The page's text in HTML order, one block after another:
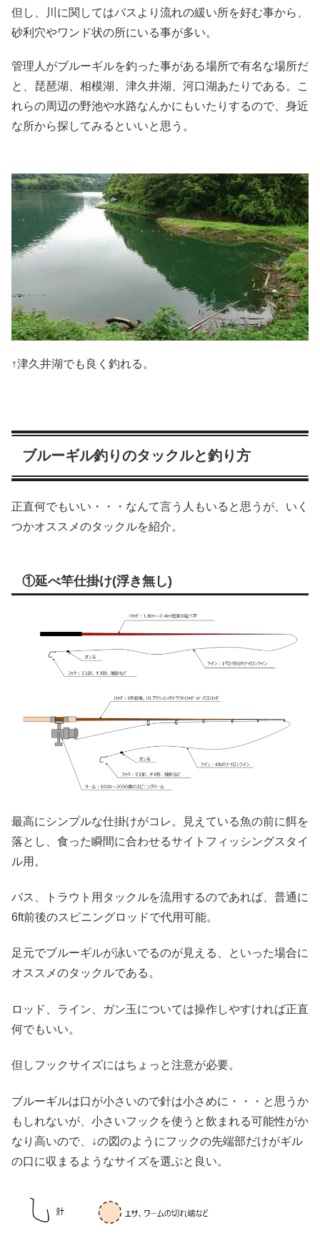
但し、川に関してはバスより流れの緩い所を好む事から、
砂利穴やワンド状の所にいる事が多い。
管理人がブルーギルを釣った事がある場所で有名な場所だ
と、琵琶湖、相模湖、津久井湖、河口湖あたりである。こ
れらの周辺の野池や水路なんかにもいたりするので、身近
な所から探してみるといいと思う。
↑津久井湖でも良く釣れる。
ブルーギル釣りのタックルと釣り方
正直何でもいい・・・なんて言う人もいると思うが、いく
つかオススメのタックルを紹介。
①延べ竿仕掛け(浮き無し)
最高にシンプルな仕掛けがコレ。見えている魚の前に餌を
落とし、食った瞬間に合わせるサイトフィッシングスタイ
ル用。
バス、トラウト用タックルを流用するのであれば、普通に
6ft前後のスピニングロッドで代用可能。
足元でブルーギルが泳いでるのが見える、といった場合に
オススメのタックルである。
ロッド、ライン、ガン玉については操作しやすければ正直
何でもいい。
但しフックサイズにはちょっと注意が必要。
ブルーギルは口が小さいので針は小さめに・・・と思うか
もしれないが、小さいフックを使うと飲まれる可能性がか
なり高いので、↓の図のようにフックの先端部だけがギル
の口に収まるようなサイズを選ぶと良い。